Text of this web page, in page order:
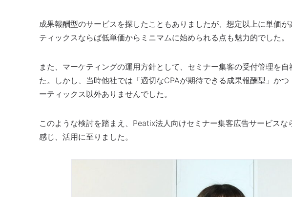
成果報酬型のサービスを探したこともありましたが、想定以上に単価
ティックスならば低単価からミニマムに始められる点も魅力的でした。
また、マーケティングの運用方針として、セミナー集客の受付管理を
た。しかし、当時他社では「適切なCPAが期待できる成果報酬型」か
ーティックス以外ありませんでした。
このような検討を踏まえ、Peatix法人向けセミナー集客広告サービス
感じ、活用に至りました。